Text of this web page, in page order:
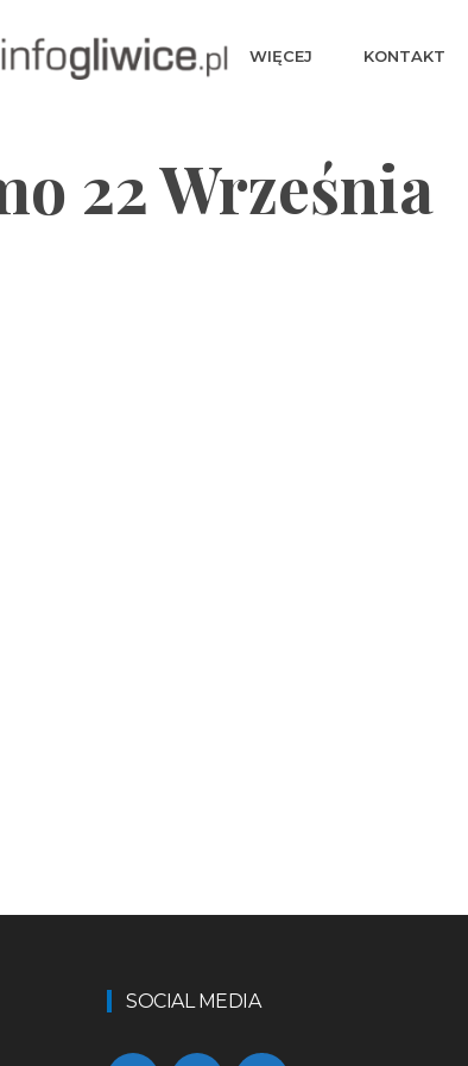
WIĘCEJ KONTAKT
22 Września
SOCIAL MEDIA